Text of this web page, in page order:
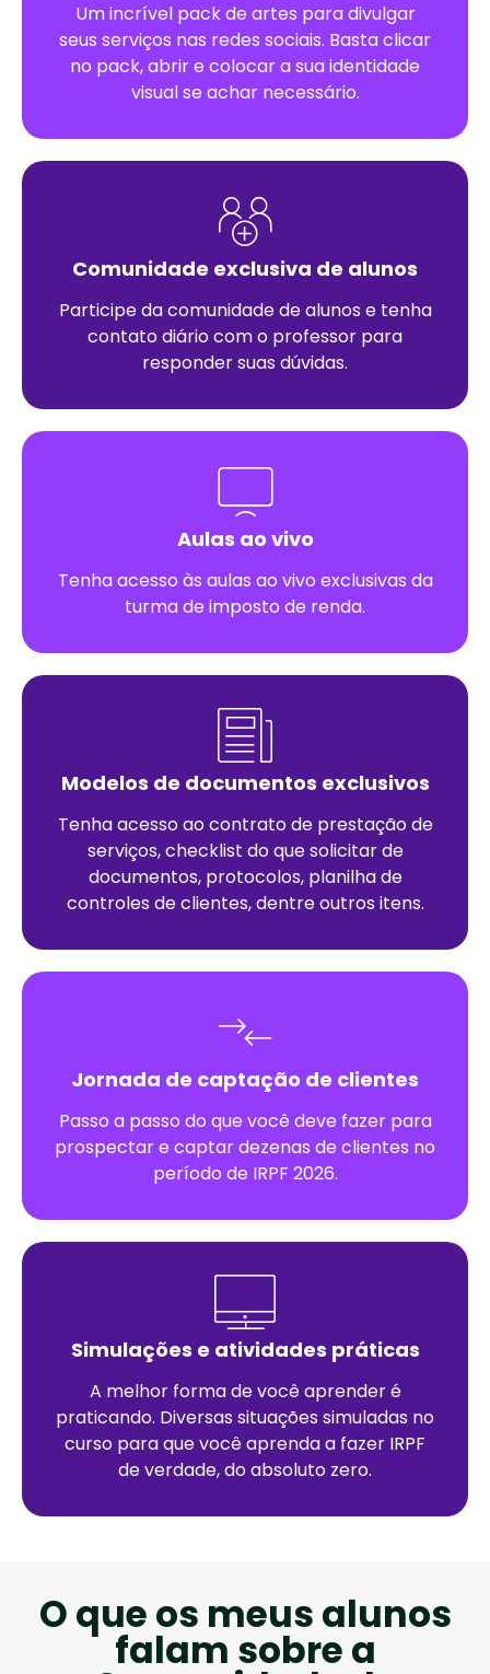
Um incrível pack de artes para divulgar
seus serviços nas redes sociais. Basta clicar
no pack, abrir e colocar a sua identidade
visual se achar necessário.
Comunidade exclusiva de alunos
Participe da comunidade de alunos e tenha
contato diário com o professor para
responder suas dúvidas.
Aulas ao vivo
Tenha acesso às aulas ao vivo exclusivas da
turma de imposto de renda.
Modelos de documentos exclusivos
Tenha acesso ao contrato de prestação de
serviços, checklist do que solicitar de
documentos, protocolos, planilha de
controles de clientes, dentre outros itens.
Jornada de captação de clientes
Passo a passo do que você deve fazer para
prospectar e captar dezenas de clientes no
período de IRPF 2026.
Simulações e atividades práticas
A melhor forma de você aprender é
praticando. Diversas situações simuladas no
curso para que você aprenda a fazer IRPF
de verdade, do absoluto zero.
O que os meus alunos
falam sobre a